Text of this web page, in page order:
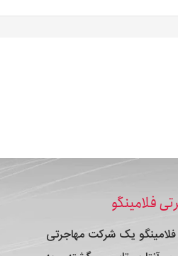
فلامینگو
یک شرکت مهاجرتی